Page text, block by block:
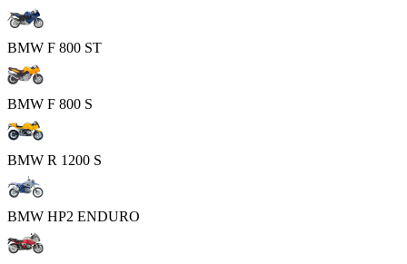
BMW F 800 ST
BMW F 800 S
BMW R 1200 S
BMW HP2 ENDURO